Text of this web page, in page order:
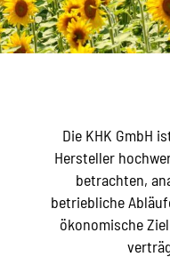
Die KHK GmbH
Hersteller
betrachten,
betriebliche
ökonomische